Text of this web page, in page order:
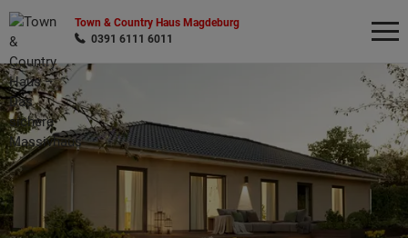
Town & Country Haus Magdeburg
0391 6111 6011
Wonach möchten Sie suchen?